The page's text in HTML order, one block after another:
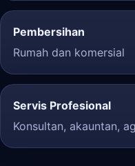
Pembersihan
Rumah dan komersial
Servis Profesional
Konsultan, akauntan,